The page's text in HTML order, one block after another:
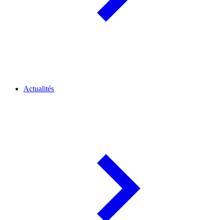
Actualités